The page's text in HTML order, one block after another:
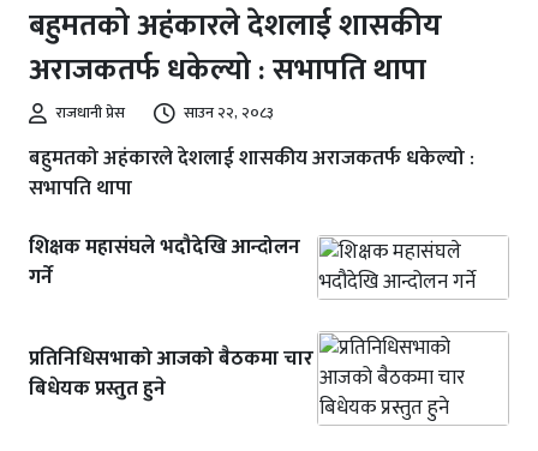
बहुमतको अहंकारले देशलाई शासकीय
अराजकतर्फ धकेल्यो : सभापति थापा
राजधानी प्रेस साउन २२, २०८३
बहुमतको अहंकारले देशलाई शासकीय अराजकतर्फ धकेल्यो :
सभापति थापा
शिक्षक महासंघले भदौदेखि आन्दोलन
गर्ने
प्रतिनिधिसभाको आजको बैठकमा चार
बिधेयक प्रस्तुत हुने